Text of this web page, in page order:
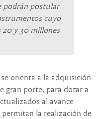
podrán postular
cuyo
20 y 30 millones
orienta a la adquisición
gran porte, para dotar a
al avance
la realización de